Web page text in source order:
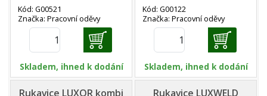
Kód: G00521
Značka: Pracovní oděvy
Skladem, ihned k dodání
Kód: G00122
Značka: Pracovní oděvy
Skladem, ihned k dodání
Rukavice LUXOR kombi
Rukavice LUXWELD